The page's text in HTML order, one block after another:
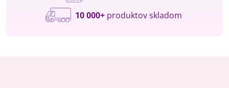
10 000+produktov skladom